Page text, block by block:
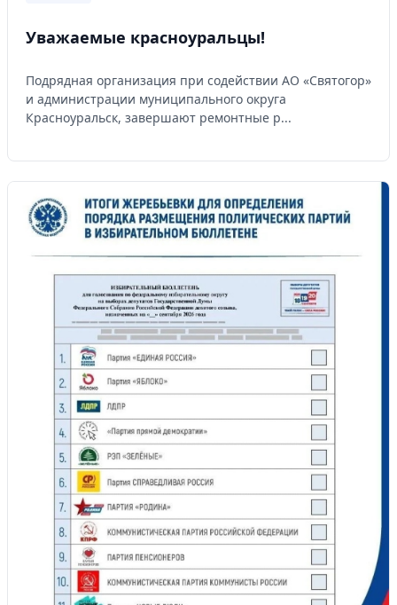
Уважаемые красноуральцы!
Подрядная организация при содействии АО «Святогор»
и администрации муниципального округа
Красноуральск, завершают ремонтные р...